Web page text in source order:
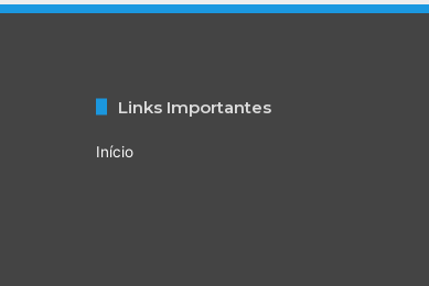
Links Importantes
Início